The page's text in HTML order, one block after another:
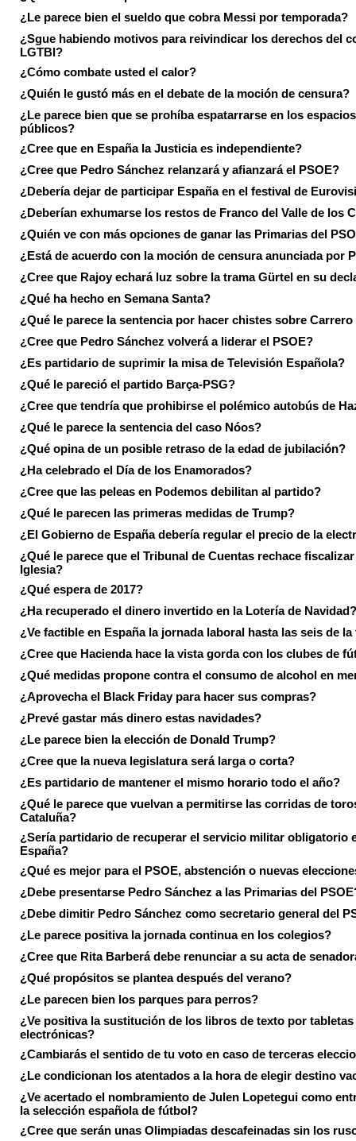
¿Le parece bien el sueldo que cobra Messi por temporada?
¿Sgue habiendo motivos para reivindicar los derechos del
LGTBI?
¿Cómo combate usted el calor?
¿Quién le gustó más en el debate de la moción de censura?
¿Le parece bien que se prohíba espatarrarse en los espacios
públicos?
¿Cree que en España la Justicia es independiente?
¿Cree que Pedro Sánchez relanzará y afianzará el PSOE?
¿Debería dejar de participar España en el festival de
¿Deberían exhumarse los restos de Franco del Valle de los
¿Quién ve con más opciones de ganar las Primarias del
¿Está de acuerdo con la moción de censura anunciada por
¿Cree que Rajoy echará luz sobre la trama Gürtel en su
¿Qué ha hecho en Semana Santa?
¿Qué le parece la sentencia por hacer chistes sobre
¿Cree que Pedro Sánchez volverá a liderar el PSOE?
¿Es partidario de suprimir la misa de Televisión Española?
¿Qué le pareció el partido Barça-PSG?
¿Cree que tendría que prohibirse el polémico autobús de
¿Qué le parece la sentencia del caso Nóos?
¿Qué opina de un posible retraso de la edad de jubilación?
¿Ha celebrado el Día de los Enamorados?
¿Cree que las peleas en Podemos debilitan al partido?
¿Qué le parecen las primeras medidas de Trump?
¿El Gobierno de España debería regular el precio de la
¿Qué le parece que el Tribunal de Cuentas rechace fiscalizar
Iglesia?
¿Qué espera de 2017?
¿Ha recuperado el dinero invertido en la Lotería de Navidad?
¿Ve factible en España la jornada laboral hasta las seis de la
¿Cree que Hacienda hace la vista gorda con los clubes de
¿Qué medidas propone contra el consumo de alcohol en
¿Aprovecha el Black Friday para hacer sus compras?
¿Prevé gastar más dinero estas navidades?
¿Le parece bien la elección de Donald Trump?
¿Cree que la nueva legislatura será larga o corta?
¿Es partidario de mantener el mismo horario todo el año?
¿Qué le parece que vuelvan a permitirse las corridas de
Cataluña?
¿Sería partidario de recuperar el servicio militar obligatorio
España?
¿Qué es mejor para el PSOE, abstención o nuevas
¿Debe presentarse Pedro Sánchez a las Primarias del
¿Debe dimitir Pedro Sánchez como secretario general del
¿Le parece positiva la jornada continua en los colegios?
¿Cree que Rita Barberá debe renunciar a su acta de
¿Qué propósitos se plantea después del verano?
¿Le parecen bien los parques para perros?
¿Ve positiva la sustitución de los libros de texto por tabletas
electrónicas?
¿Cambiarás el sentido de tu voto en caso de terceras
¿Le condicionan los atentados a la hora de elegir destino
¿Ve acertado el nombramiento de Julen Lopetegui como
la selección española de fútbol?
¿Cree que serán unas Olimpiadas descafeinadas sin los